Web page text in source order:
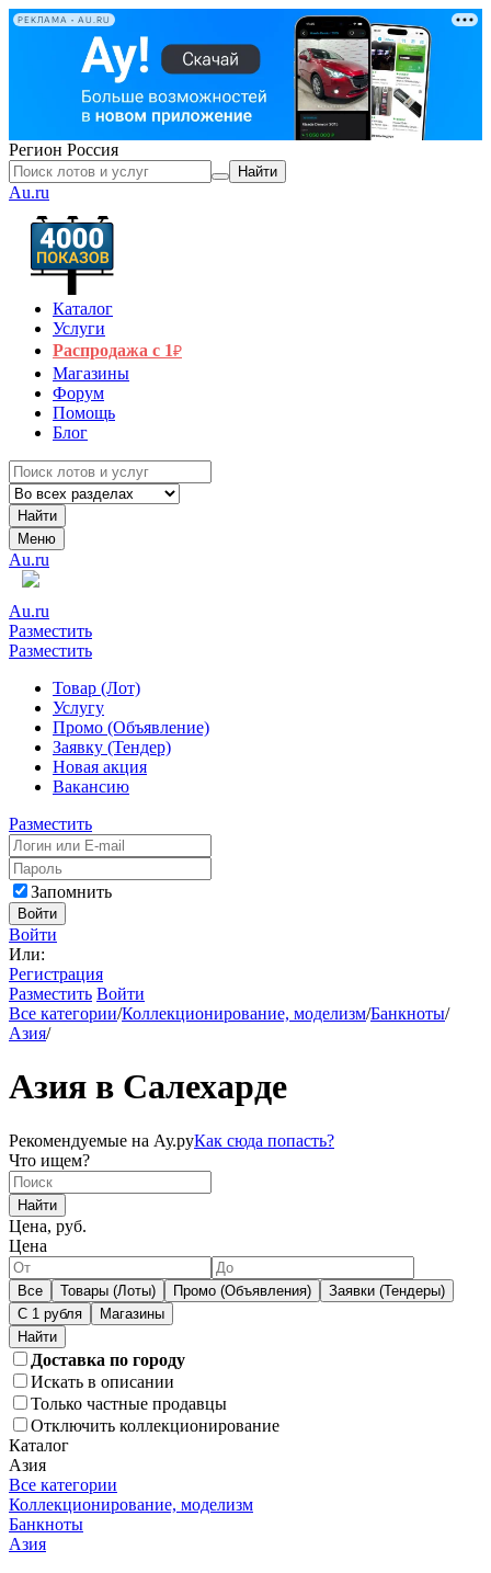
РЕКЛАМА • AU.RU
Регион Россия
Найти
Au.ru
Каталог
Услуги
Распродажа с 1₽
Магазины
Форум
Помощь
Блог
Найти
Меню
Au.ru
Au.ru
Разместить
Разместить
Товар (Лот)
Услугу
Промо (Объявление)
Заявку (Тендер)
Новая акция
Вакансию
Разместить
Запомнить
Войти
Войти
Или:
Регистрация
Разместить Войти
Все категории/Коллекционирование, моделизм/Банкноты/
Азия/
Азия в Салехарде
Рекомендуемые на Ау.руКак сюда попасть?
Что ищем?
Найти
Цена, руб.
Цена
Все Товары (Лоты) Промо (Объявления)
Заявки (Тендеры)
С 1 рубля
Магазины
Доставка по городу
Искать в описании
Только частные продавцы
Отключить коллекционирование
Каталог
Азия
Все категории
Коллекционирование, моделизм
Банкноты
Азия